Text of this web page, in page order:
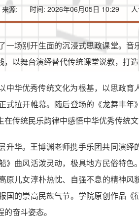
来源: 时间: 2026年06月05日 10:29
一场别开生面的沉浸式思政课堂。
以舞台演绎替代传统课堂说教，打
中华优秀传统文化为根基，以思政
式拉开帷幕。随后登场的《龙舞丰
传统民乐韵律中感悟中华优秀传统文
升华。王博渊老师携手乐团共同演
》曲风活泼灵动，极具地方民俗特色
原儿女淳朴热忱、自强不息的精神风
国的崇高民族气节。学院原创作品
奋斗姿态。